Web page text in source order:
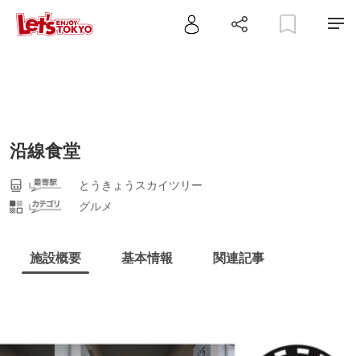
沿線食堂
とうきょうスカイツリー
グルメ
施設概要 基本情報 関連記事